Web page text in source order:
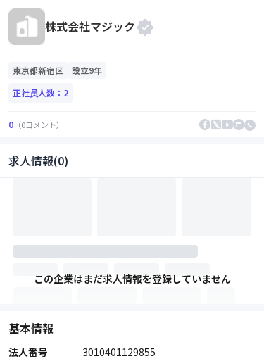
株式会社マジック
東京都新宿区
設立9年
正社员人数： 2
0 （0コメント）
求人情報(0)
この企業はまだ求人情報を登録していません
基本情報
法人番号
3010401129855